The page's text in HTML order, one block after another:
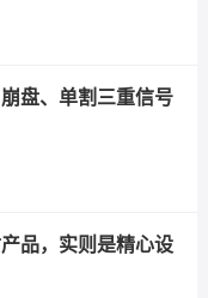
盘、单割三重信号
品，实则是精心设